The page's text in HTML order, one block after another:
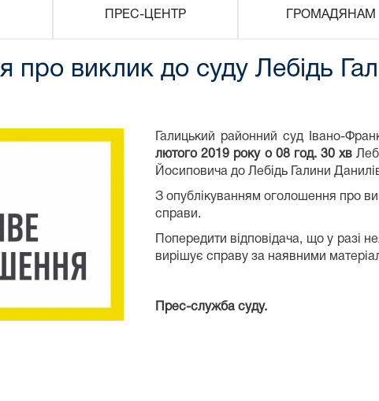
ПРЕС-ЦЕНТР ГРОМАДЯНАМ
про виклик до суду Лебідь
Галицький районний суд Івано-
лютого 2019 року о 08 год.30 хв
Йосиповича до Лебідь Галини
З опублікуванням оголошення про
справи.
Попередити відповідача, що у разі
вирішує справу за наявними
Прес-служба суду.